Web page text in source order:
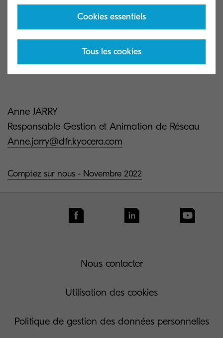
approfondie dans le domaine des solutions et
Vous souhaitez en savoir plus ? N’hésitez pas à
contacter votre commercial Kyocera
Anne JARRY
Responsable Gestion et Animation de Réseau
Anne.jarry@dfr.kyocera.com
Comptez sur nous - Novembre 2022
Nous contacter
Utilisation des cookies
Politique de gestion des données personnelles
Cookies essentiels
Tous les cookies